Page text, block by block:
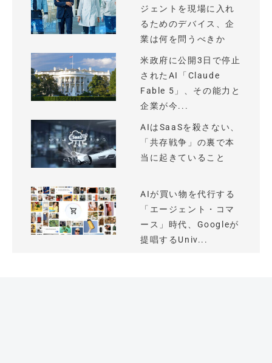
ジェントを現場に入れ
るためのデバイス、企
業は何を問うべきか
米政府に公開3日で停止
されたAI「Claude
Fable 5」、その能力と
企業が今...
AIはSaaSを殺さない、
「共存戦争」の裏で本
当に起きていること
AIが買い物を代行する
「エージェント・コマ
ース」時代、Googleが
提唱するUniv...